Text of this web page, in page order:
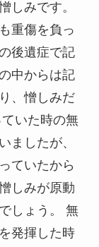
しみです。
重傷を負っ
後遺症で記
中からは記
、憎しみだ
いた時の無
ましたが、
ていたから
しみが原動
しょう。 無
発揮した時